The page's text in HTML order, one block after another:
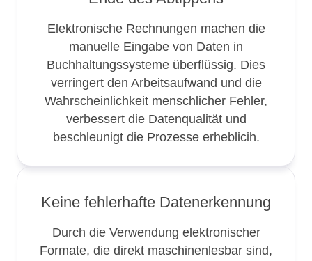
Elektronische Rechnungen machen die
manuelle Eingabe von Daten in
Buchhaltungssysteme überflüssig. Dies
verringert den Arbeitsaufwand und die
Wahrscheinlichkeit menschlicher Fehler,
verbessert die Datenqualität und
beschleunigt die Prozesse erheblicih.
Keine fehlerhafte Datenerkennung
Durch die Verwendung elektronischer
Formate, die direkt maschinenlesbar sind,